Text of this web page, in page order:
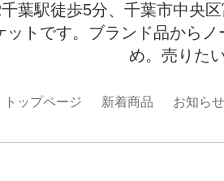
葉駅徒歩5分、千葉市中央
ットです。ブランド品から
め。売りた
トップページ 新着商品 お知らせ